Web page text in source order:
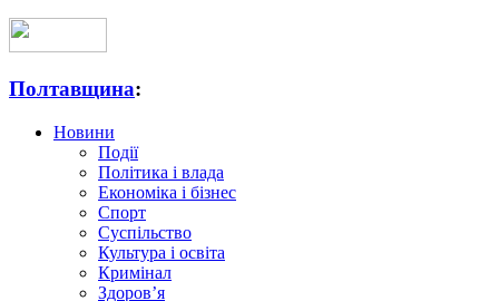
Полтавщина:
Новини
Події
Політика і влада
Економіка і бізнес
Спорт
Суспільство
Культура і освіта
Кримінал
Здоров’я